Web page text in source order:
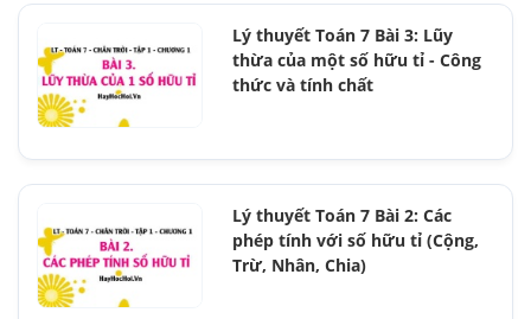
Lý thuyết Toán 7 Bài 3: Lũy
thừa của một số hữu tỉ - Công
thức và tính chất
Lý thuyết Toán 7 Bài 2: Các
phép tính với số hữu tỉ (Cộng,
Trừ, Nhân, Chia)